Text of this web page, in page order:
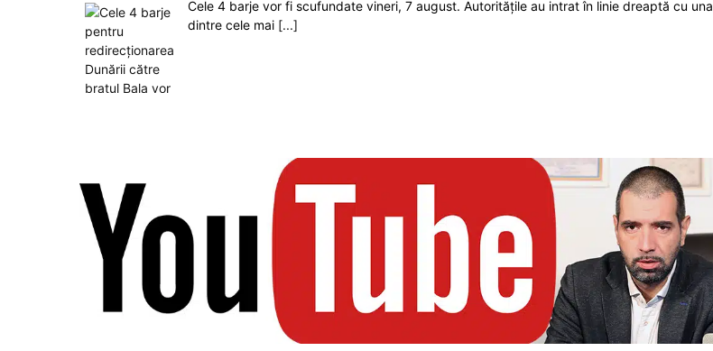
Cele 4 barje vor fi scufundate vineri, 7 august. Autoritățile au intrat în linie dreaptă cu una
dintre cele mai [...]